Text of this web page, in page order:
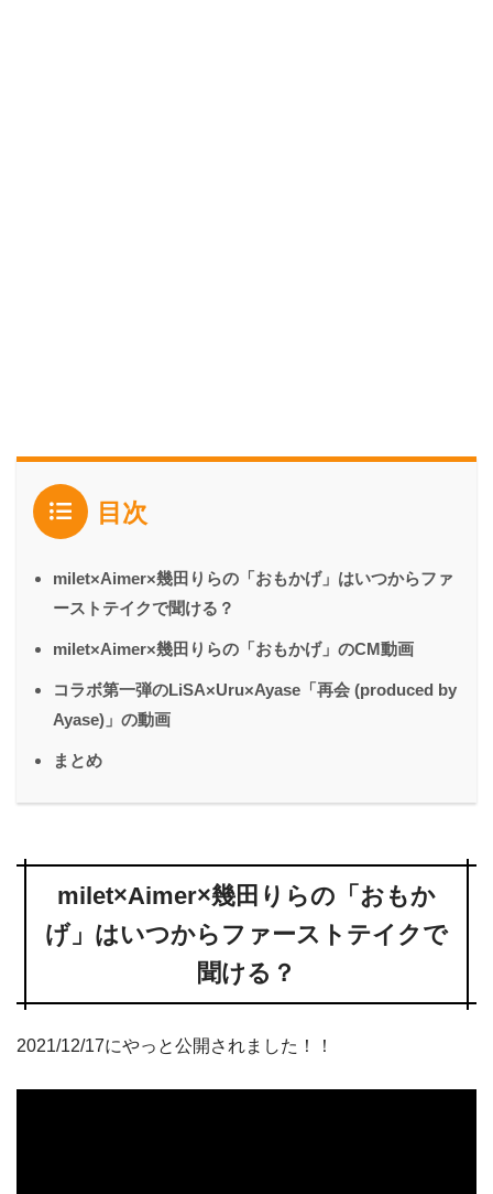
目次
milet×Aimer×幾田りらの「おもかげ」はいつからファ
ーストテイクで聞ける？
milet×Aimer×幾田りらの「おもかげ」のCM動画
コラボ第一弾のLiSA×Uru×Ayase「再会 (produced by
Ayase)」の動画
まとめ
milet×Aimer×幾田りらの「おもか
げ」はいつからファーストテイクで
聞ける？
2021/12/17にやっと公開されました！！